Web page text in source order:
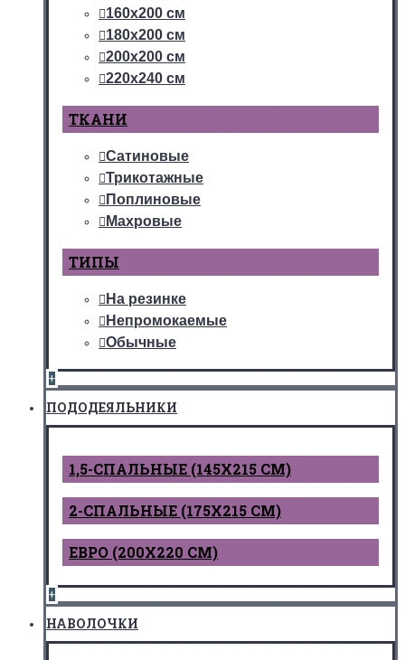
160х200 см
180х200 см
200х200 см
220х240 см
ТКАНИ
Сатиновые
Трикотажные
Поплиновые
Махровые
ТИПЫ
На резинке
Непромокаемые
Обычные
+
ПОДОДЕЯЛЬНИКИ
1,5-СПАЛЬНЫЕ (145Х215 СМ)
2-СПАЛЬНЫЕ (175Х215 СМ)
ЕВРО (200Х220 СМ)
+
НАВОЛОЧКИ